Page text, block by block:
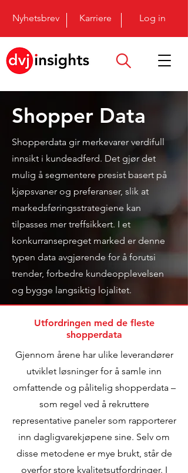
Nyhetsbrev Karriere Log in
Shopper Data
Shopperdata gir merkevarer verdifull
innsikt i kundeadferd. Det gjør det
mulig å segmentere presist basert på
kjøpsvaner og preferanser, slik at
markedsføringsstrategiene kan
tilpasses mer treffsikkert. I et
konkurransepreget marked er denne
typen data avgjørende for å forutsi
trender, forbedre kundeopplevelsen
og bygge langsiktig lojalitet.
Utfordringen med de fleste
shopperdata
Gjennom årene har ulike leverandører
utviklet løsninger for å samle inn
omfattende og pålitelig shopperdata –
som regel ved å rekruttere
representative paneler som rapporterer
inn dagligvarekjøpene sine. Selv om
disse metodene er mye brukt, står de
overfor store kvalitetsutfordringer. I